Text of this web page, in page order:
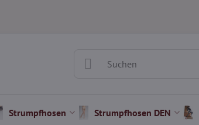
Strumpfhosen Strumpfhosen DEN